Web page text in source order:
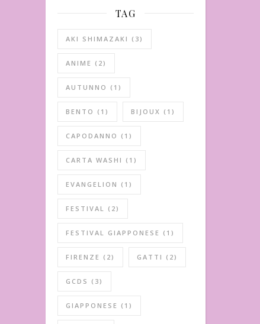
TAG
AKI SHIMAZAKI (3)
ANIME (2)
AUTUNNO (1)
BENTO (1) BIJOUX (1)
CAPODANNO (1)
CARTA WASHI (1)
EVANGELION (1)
FESTIVAL (2)
FESTIVAL GIAPPONESE (1)
FIRENZE (2) GATTI (2)
GCDS (3)
GIAPPONESE (1)